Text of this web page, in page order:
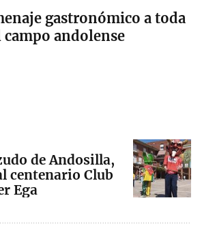
gastronómico a toda
campo andolense
de Andosilla,
centenario Club
Ega